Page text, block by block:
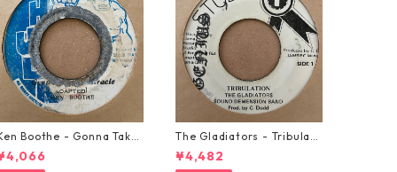
Boothe - Gonna Take
Miracle【7-21362】
The Gladiators - Tribulati
on【7-21365】
¥4,482